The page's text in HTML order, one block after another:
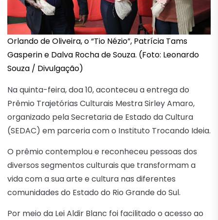
Orlando de Oliveira, o “Tio Nézio”, Patrícia Tams
Gasperin e Dalva Rocha de Souza. (Foto: Leonardo
Souza / Divulgação)
Na quinta-feira, doa 10, aconteceu a entrega do
Prêmio Trajetórias Culturais Mestra Sirley Amaro,
organizado pela Secretaria de Estado da Cultura
(SEDAC) em parceria com o Instituto Trocando Ideia.
O prêmio contemplou e reconheceu pessoas dos
diversos segmentos culturais que transformam a
vida com a sua arte e cultura nas diferentes
comunidades do Estado do Rio Grande do Sul.
Por meio da Lei Aldir Blanc foi facilitado o acesso ao